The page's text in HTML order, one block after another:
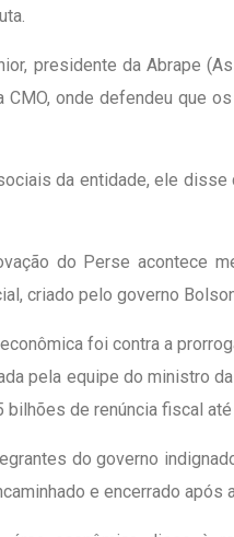
presidente da Abrape
CMO, onde defendeu que
da entidade, ele
do Perse acontece
criado pelo governo
foi contra a
pela equipe do ministro
bilhões de renúncia fiscal
do governo
e encerrado após